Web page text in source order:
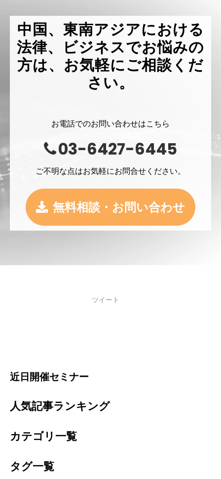
中国、東南アジアにおける
法律、ビジネスでお悩みの
方は、お気軽にご相談くだ
さい。
お電話でのお問い合わせはこちら
03-6427-6445
ご不明な点はお気軽にお問合せください。
無料相談・お問い合わせ
ツイート
近日開催セミナー
人気記事ランキング
カテゴリ一覧
タグ一覧